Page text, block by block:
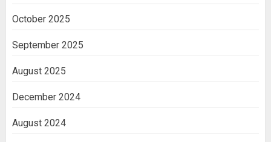
October 2025
September 2025
August 2025
December 2024
August 2024